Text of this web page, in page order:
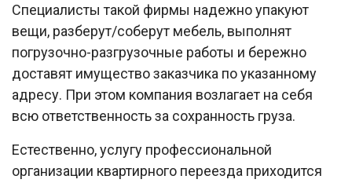
Специалисты такой фирмы надежно упакуют
вещи, разберут/соберут мебель, выполнят
погрузочно-разгрузочные работы и бережно
доставят имущество заказчика по указанному
адресу. При этом компания возлагает на себя
всю ответственность за сохранность груза.
Естественно, услугу профессиональной
организации квартирного переезда приходится